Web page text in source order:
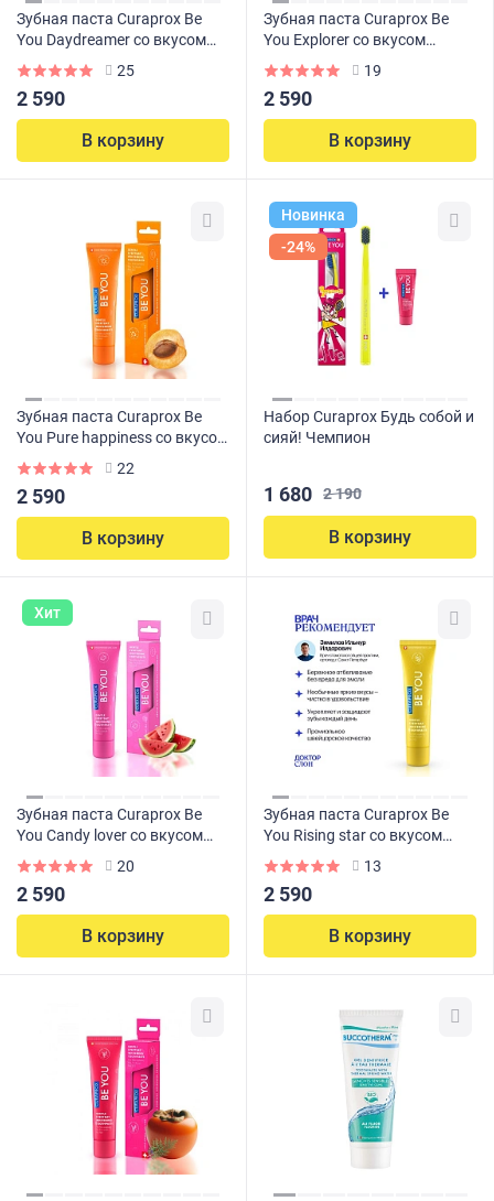
Зубная паста Curaprox Be
You Daydreamer со вкусом
ежевики и лакрицы 60 мл
25
2 590
В корзину
Зубная паста Curaprox Be
You Explorer со вкусом
яблока и алоэ 60 мл
19
2 590
В корзину
Зубная паста Curaprox Be
You Pure happiness со вкусом
персика и абрикоса 60 мл
22
2 590
В корзину
Новинка
-24%
Набор Curaprox Будь собой и
сияй! Чемпион
2 190
1 680
В корзину
Хит
Зубная паста Curaprox Be
You Candy lover со вкусом
арбуза 60 мл
20
2 590
В корзину
Зубная паста Curaprox Be
You Rising star со вкусом
грейпфрута и бергамота 60
мл
13
2 590
В корзину